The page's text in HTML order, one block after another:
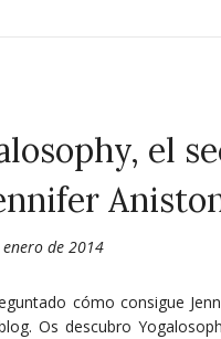
el
de 2014
cómo consigue
Os descubro